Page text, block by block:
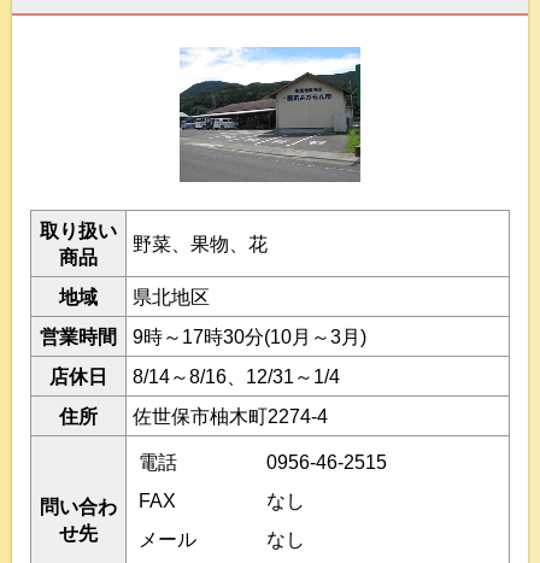
取り扱い
商品
野菜、果物、花
地域
県北地区
営業時間
9時～17時30分(10月～3月)
店休日
8/14～8/16、12/31～1/4
住所
佐世保市柚木町2274-4
問い合わ
せ先
電話
0956-46-2515
FAX
なし
メール
なし